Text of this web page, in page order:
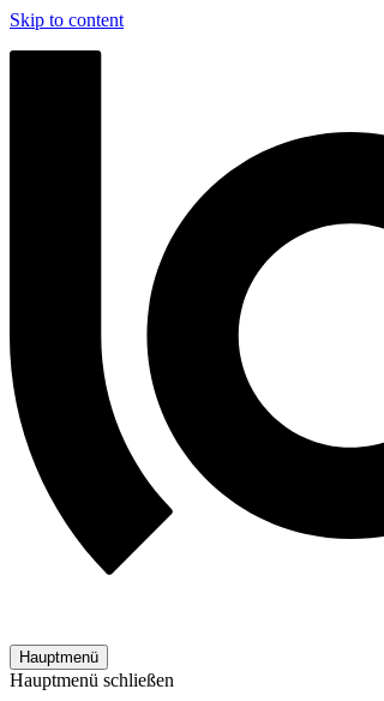
Skip to content
Hauptmenü
Hauptmenü schließen